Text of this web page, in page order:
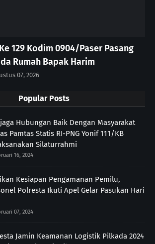
129 Kodim 0904/Paser Pasang
Rumah Bapak Harim
07, 2026
Popular Posts
Hubungan Baik Dengan Masyarakat
Pamtas Statis RI-PNG Yonif 111/KB
Silaturrahmi
16, 2024
Kesiapan Pengamanan Pemilu,
Polresta Ikuti Apel Gelar Pasukan Hari
07, 2024
Jamin Keamanan Logistik Pilkada 2024